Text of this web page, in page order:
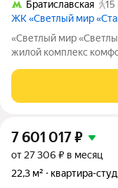
Братиславская
15
ЖК «Светлый мир
«Светлый мир «Светлый мир
жилой комплекс
благоустроенные
комплексы,
7 601 017₽
от 27 306 ₽ в месяц
22,3 м²
квартира-